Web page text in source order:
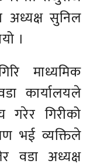
अध्यक्ष सुनिल
।
माध्यमिक
कार्यालयले
गरेर गिरीको
भई व्यक्तिले
वडा अध्यक्ष